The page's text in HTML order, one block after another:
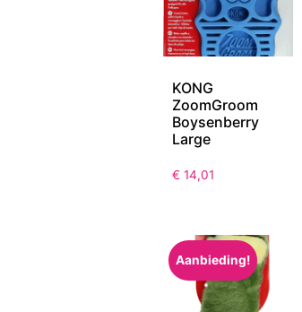
KONG
ZoomGroom
Boysenberry
Large
€ 14,01
Aanbieding!